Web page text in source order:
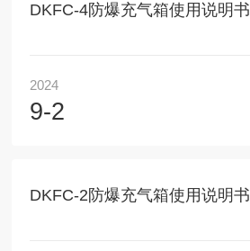
DKFC-4防爆充气箱使用说明书
2024
9-2
DKFC-2防爆充气箱使用说明书